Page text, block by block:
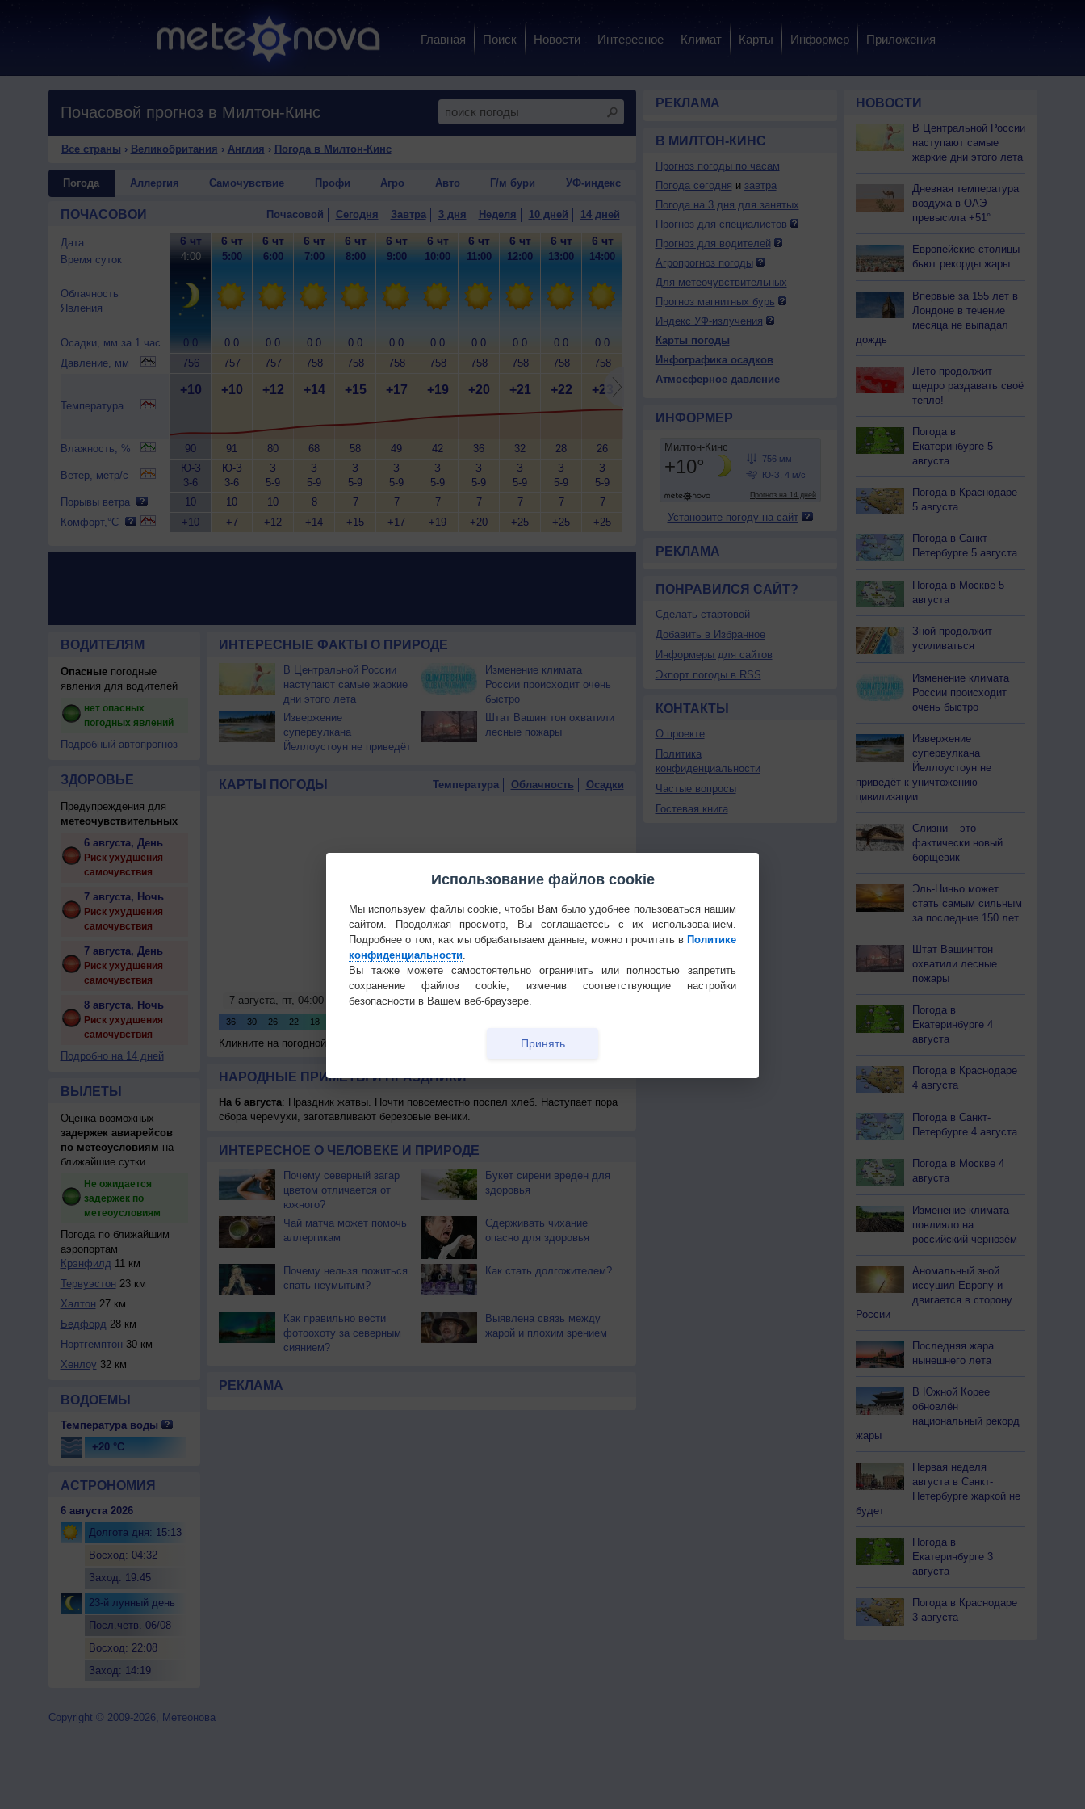
Главная Поиск Новости Интересное Климат Карты Информер Приложения
Почасовой прогноз в Милтон-Кинс
Все страны › Великобритания › Англия › Погода в Милтон-Кинс
Погода Аллергия Самочувствие Профи Агро Авто Г/м бури УФ-индекс
ПОЧАСОВОЙ Почасовой Сегодня Завтра 3 дня Неделя 10 дней 14 дней
Дата
Время суток
Облачность
Явления
Осадки, мм за 1 час
Давление, мм
Температура
Влажность, %
Ветер, метр/с
Порывы ветра
Комфорт,°C
6 чт
4:00
0.0
756
+10
90
Ю-З
3-6
10
+10
6 чт
5:00
0.0
757
+10
91
Ю-З
3-6
10
+7
6 чт
6:00
0.0
757
+12
80
З
5-9
10
+12
6 чт
7:00
0.0
758
+14
68
З
5-9
8
+14
6 чт
8:00
0.0
758
+15
58
З
5-9
7
+15
6 чт
9:00
0.0
758
+17
49
З
5-9
7
+17
6 чт
10:00
0.0
758
+19
42
З
5-9
7
+19
6 чт
11:00
0.0
758
+20
36
З
5-9
7
+20
6 чт
12:00
0.0
758
+21
32
З
5-9
7
+25
6 чт
13:00
0.0
758
+22
28
З
5-9
7
+25
6 чт
14:00
0.0
758
+23
26
З
5-9
7
+25
6 чт
0.0
758
+23
24
С-З
<7
+25
6 чт
0.0
758
+23
25
С-З
+24
6 чт
18:00
758
<7
+25
8
+19
20:00
0.0
21:00
0.0
+15
50
9
22:00
+14
55
С-З
<7
23:00
+13
58
<7
0:00
+12
ВОДИТЕЛЯМ
Опасныепогодные
явления для водителей
нет опасных
погодных явлений
Подробный автопрогноз
ЗДОРОВЬЕ
Предупреждения для
метеочувствительных
6 августа, День
Риск ухудшения
самочувствия
7 августа, Ночь
Риск ухудшения
самочувствия
7 августа, День
Риск ухудшения
самочувствия
8 августа, Ночь
Риск ухудшения
самочувствия
Подробно на 14 дней
ВЫЛЕТЫ
Оценка возможных
задержек авиарейсов
по метеоусловиям на
ближайшие сутки
Не ожидается
задержек по
метеоусловиям
Погода по ближайшим
аэропортам
Крэнфилд 11 км
Тервуэстон 23 км
Халтон 27 км
Бедфорд 28 км
Нортгемптон 30 км
Хенлоу 32 км
ВОДОЕМЫ
Температура воды
+20 °C
АСТРОНОМИЯ
6 августа 2026
Долгота дня: 15:13
Восход: 04:32
Заход: 19:45
23-й лунный день
Посл.четв. 06/08
Восход: 22:08
Заход: 14:19
ИНТЕРЕСНЫЕ ФАКТЫ О ПРИРОДЕ
В Центральной России
наступают самые жаркие
дни этого лета
Изменение климата
России происходит очень
быстро
Извержение
супервулкана
Йеллоустоун не приведёт
Штат Вашингтон охватили
лесные пожары
КАРТЫ ПОГОДЫ Температура Облачность Осадки
Кликните на погодной карте для получения подробных данных
НАРОДНЫЕ ПРИМЕТЫ И ПРАЗДНИКИ
На 6 августа: Праздник жатвы. Почти повсеместно поспел хлеб. Наступает пора
сбора черемухи, заготавливают березовые веники.
ИНТЕРЕСНОЕ О ЧЕЛОВЕКЕ И ПРИРОДЕ
Почему северный загар
цветом отличается от
южного?
Букет сирени вреден для
здоровья
Чай матча может помочь
аллергикам
Сдерживать чихание
опасно для здоровья
Почему нельзя ложиться
спать неумытым?
Как стать долгожителем?
Как правильно вести
фотоохоту за северным
сиянием?
Выявлена связь между
жарой и плохим зрением
РЕКЛАМА
РЕКЛАМА
В МИЛТОН-КИНС
Прогноз погоды по часам
Погода сегодня и завтра
Погода на 3 дня для занятых
Прогноз для специалистов
Прогноз для водителей
Агропрогноз погоды
Для метеочувствительных
Прогноз магнитных бурь
Индекс УФ-излучения
Карты погоды
Инфографика осадков
Атмосферное давление
ИНФОРМЕР
Установите погоду на сайт
РЕКЛАМА
ПОНРАВИЛСЯ САЙТ?
Сделать стартовой
Добавить в Избранное
Информеры для сайтов
Экпорт погоды в RSS
КОНТАКТЫ
О проекте
Политика
конфиденциальности
Частые вопросы
Гостевая книга
НОВОСТИ
В Центральной России
наступают самые
жаркие дни этого лета
Дневная температура
воздуха в ОАЭ
превысила +51°
Европейские столицы
бьют рекорды жары
Впервые за 155 лет в
Лондоне в течение
месяца не выпадал
дождь
Лето продолжит
щедро раздавать своё
тепло!
Погода в
Екатеринбурге 5
августа
Погода в Краснодаре
5 августа
Погода в Санкт-
Петербурге 5 августа
Погода в Москве 5
августа
Зной продолжит
усиливаться
Изменение климата
России происходит
очень быстро
Извержение
супервулкана
Йеллоустоун не
приведёт к уничтожению
цивилизации
Слизни – это
фактически новый
борщевик
Эль-Ниньо может
стать самым сильным
за последние 150 лет
Штат Вашингтон
охватили лесные
пожары
Погода в
Екатеринбурге 4
августа
Погода в Краснодаре
4 августа
Погода в Санкт-
Петербурге 4 августа
Погода в Москве 4
августа
Изменение климата
повлияло на
российский чернозём
Аномальный зной
иссушил Европу и
двигается в сторону
России
Последняя жара
нынешнего лета
В Южной Корее
обновлён
национальный рекорд
жары
Первая неделя
августа в Санкт-
Петербурге жаркой не
будет
Погода в
Екатеринбурге 3
августа
Погода в Краснодаре
3 августа
Copyright © 2009-2026, Метеонова
Использование файлов cookie
Мы используем файлы cookie, чтобы Вам было удобнее пользоваться нашим
сайтом. Продолжая просмотр, Вы соглашаетесь с их использованием.
Подробнее о том, как мы обрабатываем данные, можно прочитать в Политике
конфиденциальности
Вы также можете самостоятельно ограничить или полностью запретить
сохранение файлов cookie, изменив соответствующие настройки
безопасности в Вашем веб-браузере.
Принять